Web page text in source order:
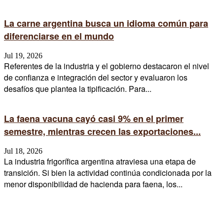
La carne argentina busca un idioma común para
diferenciarse en el mundo
Jul 19, 2026
Referentes de la industria y el gobierno destacaron el nivel
de confianza e integración del sector y evaluaron los
desafíos que plantea la tipificación. Para...
La faena vacuna cayó casi 9% en el primer
semestre, mientras crecen las exportaciones...
Jul 18, 2026
La industria frigorífica argentina atraviesa una etapa de
transición. Si bien la actividad continúa condicionada por la
menor disponibilidad de hacienda para faena, los...